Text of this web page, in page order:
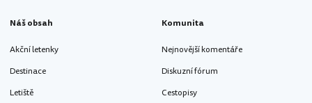
Náš obsah
Akční letenky
Destinace
Letiště
Komunita
Nejnovější komentáře
Diskuzní fórum
Cestopisy